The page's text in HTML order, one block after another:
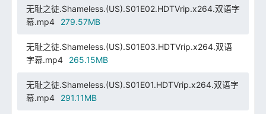
无耻之徒.Shameless.(US).S01E02.HDTVrip.x264.双语字
幕.mp4
279.57MB
无耻之徒.Shameless.(US).S01E03.HDTVrip.x264.双语
字幕.mp4
265.15MB
无耻之徒.Shameless.(US).S01E01.HDTVrip.x264.双语字
幕.mp4
291.11MB